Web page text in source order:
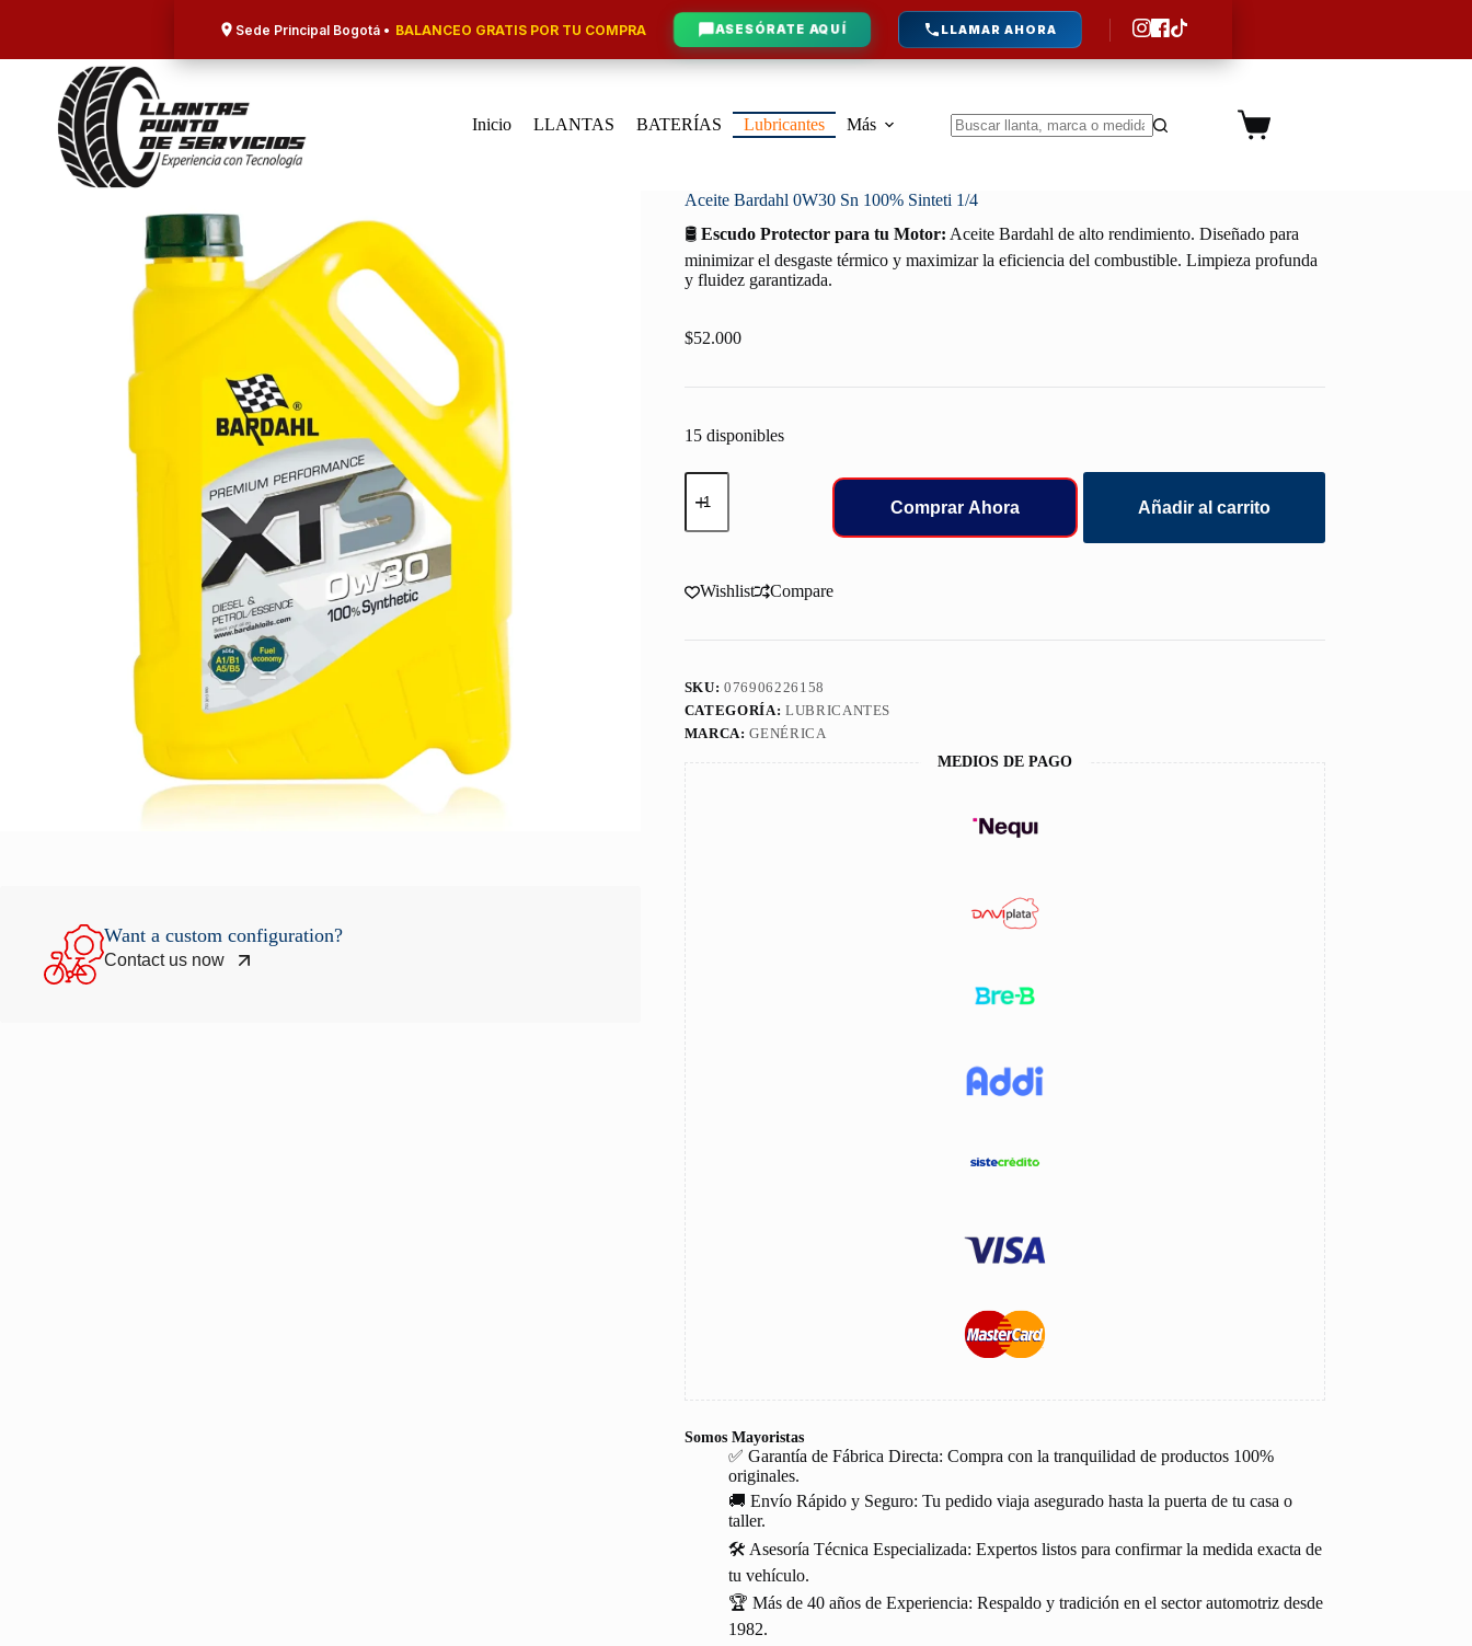
Sede Principal Bogotá • BALANCEO GRATIS POR TU COMPRA ASESÓRATE AQUÍ LLAMAR AHORA
Inicio LLANTAS BATERÍAS Lubricantes
Más
Carro
Want a custom configuration?
Contact us now
Aceite Bardahl 0W30 Sn 100% Sinteti 1/4
🛢️ Escudo Protector para tu Motor: Aceite Bardahl de alto rendimiento. Diseñado para
minimizar el desgaste térmico y maximizar la eficiencia del combustible. Limpieza profunda
y fluidez garantizada.
$52.000
15 disponibles
Aceite
Bardahl
Sn
1/4
Comprar Ahora Añadir al carrito
Wishlist Compare
SKU:076906226158
CATEGORÍA: LUBRICANTES
MARCA:GENÉRICA
MEDIOS DE PAGO
Somos Mayoristas
✅ Garantía de Fábrica Directa: Compra con la tranquilidad de productos 100%
originales.
🚚 Envío Rápido y Seguro: Tu pedido viaja asegurado hasta la puerta de tu casa o
taller.
🛠️ Asesoría Técnica Especializada: Expertos listos para confirmar la medida exacta de
tu vehículo.
🏆 Más de 40 años de Experiencia: Respaldo y tradición en el sector automotriz desde
1982.